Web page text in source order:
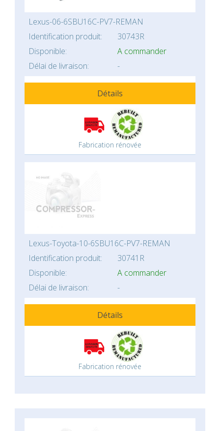
Lexus-06-6SBU16C-PV7-REMAN
Identification produit:
30743R
Disponible:
A commander
Délai de livraison:
-
Détails
Fabrication rénovée
Lexus-Toyota-10-6SBU16C-PV7-REMAN
Identification produit:
30741R
Disponible:
A commander
Délai de livraison:
-
Détails
Fabrication rénovée